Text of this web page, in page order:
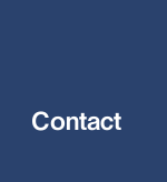
Contact